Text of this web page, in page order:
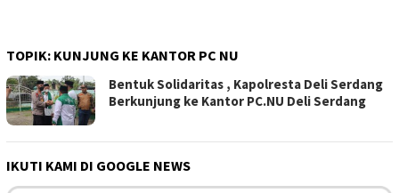
TOPIK: KUNJUNG KE KANTOR PC NU
Bentuk Solidaritas , Kapolresta Deli Serdang
Berkunjung ke Kantor PC.NU Deli Serdang
IKUTI KAMI DI GOOGLE NEWS